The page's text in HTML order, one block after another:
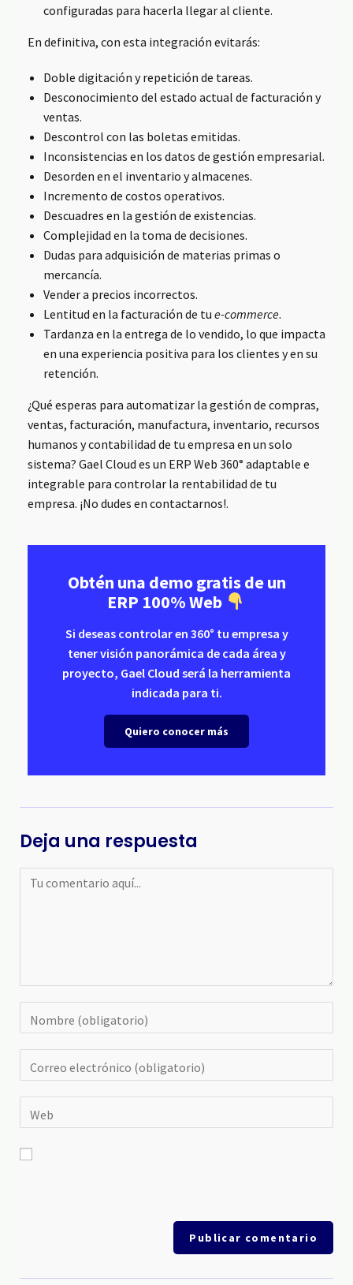
configuradas para hacerla llegar al cliente.
En definitiva, con esta integración evitarás:
Doble digitación y repetición de tareas.
Desconocimiento del estado actual de facturación y
ventas.
Descontrol con las boletas emitidas.
Inconsistencias en los datos de gestión empresarial.
Desorden en el inventario y almacenes.
Incremento de costos operativos.
Descuadres en la gestión de existencias.
Complejidad en la toma de decisiones.
Dudas para adquisición de materias primas o
mercancía.
Vender a precios incorrectos.
Lentitud en la facturación de tu e-commerce.
Tardanza en la entrega de lo vendido, lo que impacta
en una experiencia positiva para los clientes y en su
retención.
¿Qué esperas para automatizar la gestión de compras,
ventas, facturación, manufactura, inventario, recursos
humanos y contabilidad de tu empresa en un solo
sistema? Gael Cloud es un ERP Web 360° adaptable e
integrable para controlar la rentabilidad de tu
empresa. ¡No dudes en contactarnos!.
Obtén una demo gratis de un
ERP 100% Web
Si deseas controlar en 360° tu empresa y
tener visión panorámica de cada área y
proyecto, Gael Cloud será la herramienta
indicada para ti.
Quiero conocer más
Deja una respuesta